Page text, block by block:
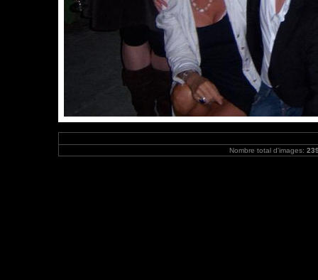
Nombre total d'images: